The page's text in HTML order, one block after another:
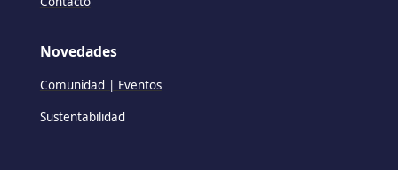
Novedades
Comunidad | Eventos
Sustentabilidad